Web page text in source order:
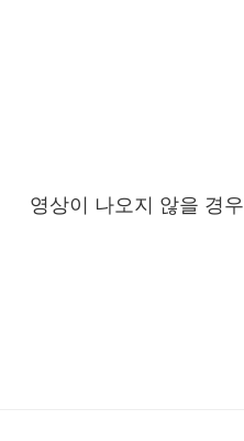
영상이 나오지 않을 경우